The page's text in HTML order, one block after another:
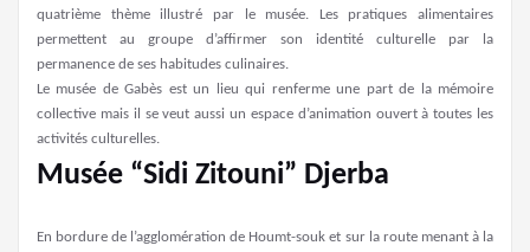
quatrième thème illustré par le musée. Les pratiques alimentaires
permettent au groupe d’affirmer son identité culturelle par la
permanence de ses habitudes culinaires.
Le musée de Gabès est un lieu qui renferme une part de la mémoire
collective mais il se veut aussi un espace d’animation ouvert à toutes les
activités culturelles.
Musée “Sidi Zitouni” Djerba
En bordure de l’agglomération de Houmt-souk et sur la route menant à la